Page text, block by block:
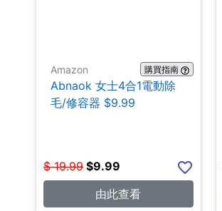
Amazon 購買指南
Abnaok 女士4合1電動除
毛/修容器 $9.99
$ 19.99 $9.99
由此查看